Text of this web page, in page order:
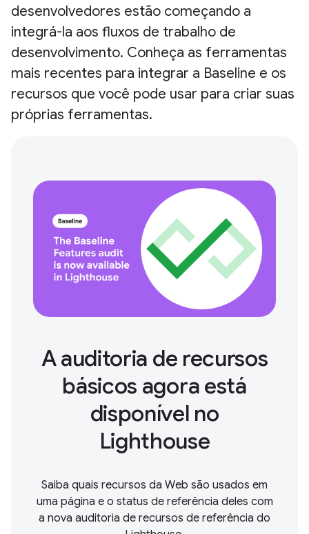
desenvolvedores estão começando a
integrá-la aos fluxos de trabalho de
desenvolvimento. Conheça as ferramentas
mais recentes para integrar a Baseline e os
recursos que você pode usar para criar suas
próprias ferramentas.
A auditoria de recursos
básicos agora está
disponível no
Lighthouse
Saiba quais recursos da Web são usados em
uma página e o status de referência deles com
a nova auditoria de recursos de referência do